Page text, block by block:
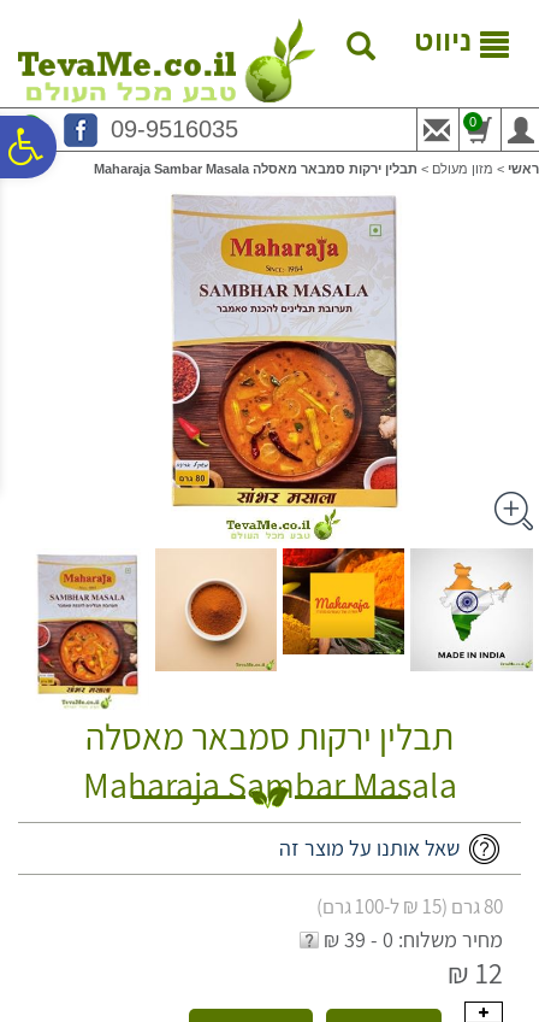
נגישות
המרכזי
ניווט
09-9516035 0
ראשי > מזון מעולם > תבלין ירקות סמבאר מאסלה Maharaja Sambar Masala
תבלין ירקות סמבאר מאסלה
Maharaja Sambar Masala
שאל אותנו על מוצר זה
80 גרם (15 ₪ ל-100 גרם)
מחיר משלוח: 0 - 39 ₪
12 ₪